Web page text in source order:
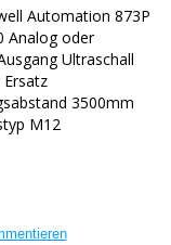
Automation 873P
Analog oder
Ultraschall
3500mm
M12